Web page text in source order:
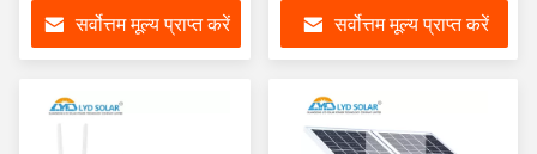
सर्वोत्तम मूल्य प्राप्त करें सर्वोत्तम मूल्य प्राप्त करें